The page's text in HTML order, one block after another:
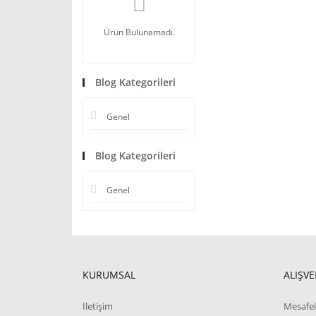
Ürün Bulunamadı.
Blog Kategorileri
Genel
Blog Kategorileri
Genel
KURUMSAL
İletişim